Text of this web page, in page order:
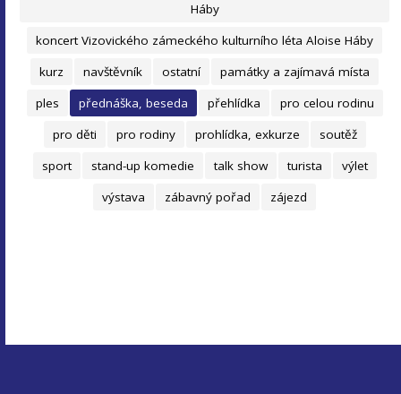
Háby
koncert Vizovického zámeckého kulturního léta Aloise Háby
kurz
navštěvník ostatní
památky a zajímavá místa
ples
přednáška, beseda přehlídka
pro celou rodinu
pro děti
pro rodiny prohlídka, exkurze
soutěž
sport
stand-up komedie talk show turista
výlet
výstava
zábavný pořad zájezd